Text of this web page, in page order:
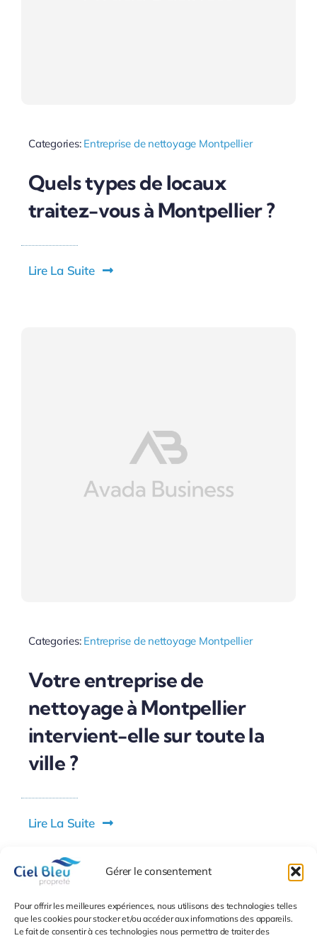
Gérer le consentement
Pour offrir les meilleures expériences, nous utilisons des technologies telles
que les cookies pour stocker et/ou accéder aux informations des appareils.
Le fait de consentir à ces technologies nous permettra de traiter des
Categories: Entreprise de nettoyage Montpellier
Quels types de locaux
traitez-vous à Montpellier ?
Lire La Suite
Categories: Entreprise de nettoyage Montpellier
Votre entreprise de
nettoyage à Montpellier
intervient-elle sur toute la
ville ?
Lire La Suite